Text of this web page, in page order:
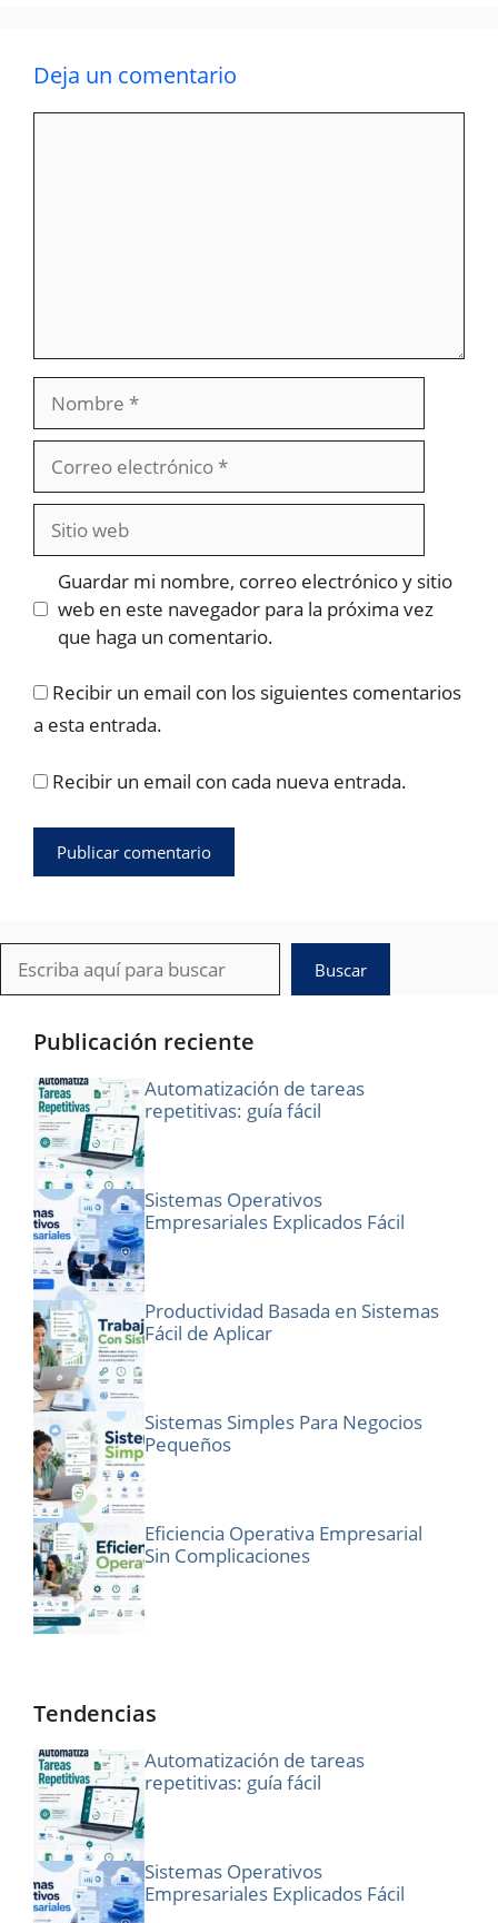
Deja un comentario
Nombre
electrónico
Sitio
web
Guardar mi nombre, correo electrónico y sitio
web en este navegador para la próxima vez
que haga un comentario.
Recibir un email con los siguientes comentarios
a esta entrada.
Recibir un email con cada nueva entrada.
Buscar
Buscar
Publicación reciente
Automatización de tareas
repetitivas: guía fácil
Sistemas Operativos
Empresariales Explicados Fácil
Productividad Basada en Sistemas
Fácil de Aplicar
Sistemas Simples Para Negocios
Pequeños
Eficiencia Operativa Empresarial
Sin Complicaciones
Tendencias
Automatización de tareas
repetitivas: guía fácil
Sistemas Operativos
Empresariales Explicados Fácil